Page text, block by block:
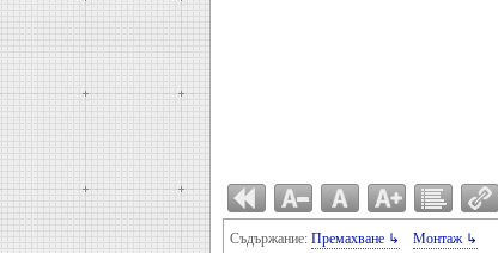
Съдържание: Премахване ↳ Монтаж ↳